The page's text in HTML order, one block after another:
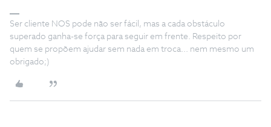
Ser cliente NOS pode não ser fácil, mas a cada obstáculo
superado ganha-se força para seguir em frente. Respeito por
quem se propõem ajudar sem nada em troca... nem mesmo um
obrigado;)